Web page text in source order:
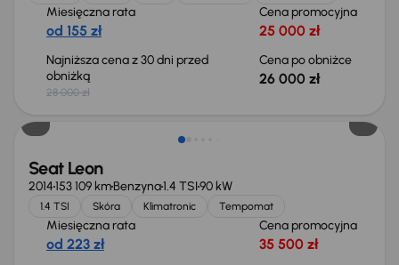
Miesięczna rata
od 155 zł
Cena promocyjna
25 000 zł
Najniższa cena z 30 dni przed
obniżką
28 000 zł
Cena po obniżce
26 000 zł
Seat Leon
2014153 109 kmBenzyna1.4 TSI90 kW
1.4 TSI Skóra Klimatronic Tempomat
Miesięczna rata
od 223 zł
Cena promocyjna
35 500 zł